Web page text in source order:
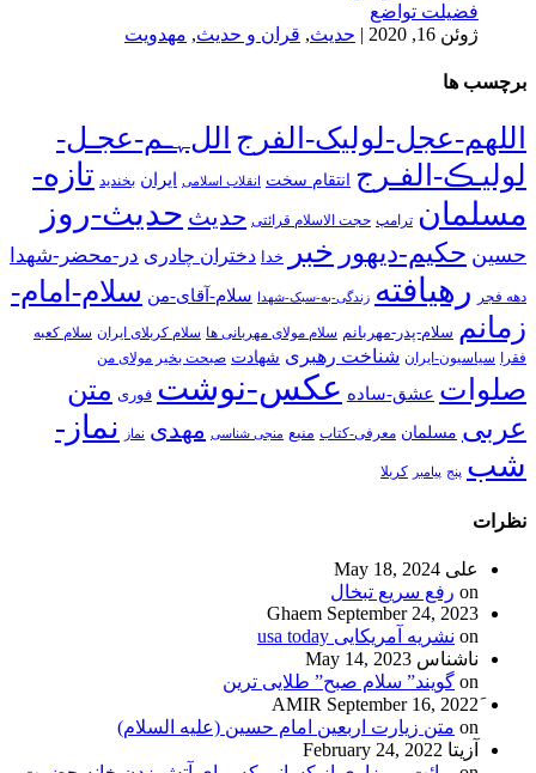
فضیلت تواضع
ژوئن 16, 2020
| حدیث, قران و حدیث, مهدویت
برچسب ها
اللهم-عجل-لولیک-الفرج اللﮩـم-عجـل-
لولیـڪ-الفـرج انتقام سخت انقلاب اسلامی ایران بخندید تازه-
مسلمان ترامپ حجت الاسلام قرائتی حدیث حدیث-روز
حسین حکیم-دیهور خبر خدا دختران چادری در-محضر-شهدا
دهه فجر رهیافته زندگی-به-سبک-شهدا سلام-آقای-من سلام-امام-
زمانم سلام-پدر-مهربانم سلام مولای مهربانی ها سلام کربلای ایران سلام کعبه
فقرا سیاسیون-ایران شناخت رهبری شهادت صبحت بخیر مولای من
صلوات عشق-ساده عکس-نوشت فوری متن
عربی مسلمان معرفی-کتاب منبع منجی شناسی مهدی نماز
نماز-
شب پنج پیامبر کربلا
نظرات
علی May 18, 2024
on رفع سریع تبخال
Ghaem September 24, 2023
on نشریه آمریکایی usa today
ناشناس May 14, 2023
on گویند” سلام صبح” طلایی ترین
September 16, 2022
on متن زیارت اربعین امام حسین (علیه السلام)
آزیتا February 24, 2022